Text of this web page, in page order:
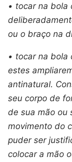
• tocar na bola
ou o braço na
• tocar na bola
estes
antinatural.
seu corpo de
de sua mão ou
movimento do
puder ser
colocar a mão